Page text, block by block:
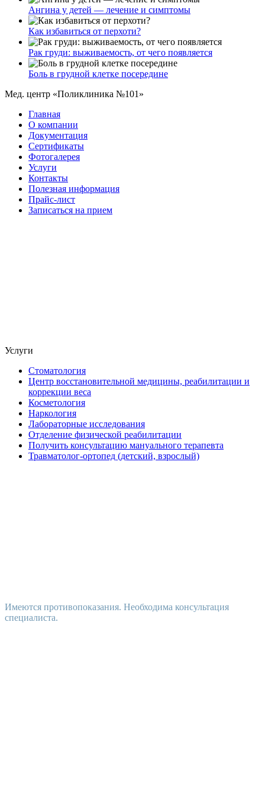
Ангина у детей — лечение и симптомы
Как избавиться от перхоти?
Рак груди: выживаемость, от чего появляется
Боль в грудной клетке посередине
Мед. центр «Поликлиника №101»
Главная
О компании
Документация
Сертификаты
Фотогалерея
Услуги
Контакты
Полезная информация
Прайс-лист
Записаться на прием
Услуги
Стоматология
Центр восстановительной медицины, реабилитации и
коррекции веса
Косметология
Наркология
Лабораторные исследования
Отделение физической реабилитации
Получить консультацию мануального терапевта
Травматолог-ортопед (детский, взрослый)
Имеются противопоказания. Необходима консультация
специалиста.